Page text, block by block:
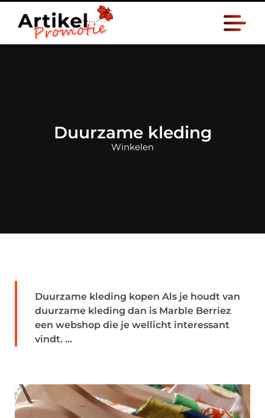
Duurzame kleding
Winkelen
Duurzame kleding kopen Als je houdt van
duurzame kleding dan is Marble Berriez
een webshop die je wellicht interessant
vindt. ...